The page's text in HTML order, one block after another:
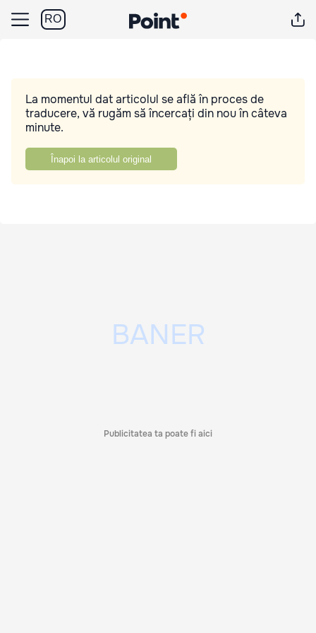
RO
La momentul dat articolul se află în proces de
traducere, vă rugăm să încercați din nou în câteva
minute.
Înapoi la articolul original
Publicitatea ta poate fi aici